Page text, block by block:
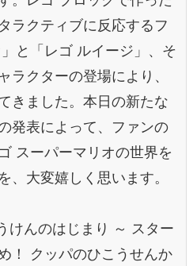
ラクティブに反応するフ
と「レゴ ルイージ」、そ
ラクターの登場により、
きました。本日の新たな
発表によって、ファンの
スーパーマリオの世界を
、大変嬉しく思います。
けんのはじまり ～ スター
！ クッパのひこうせんか